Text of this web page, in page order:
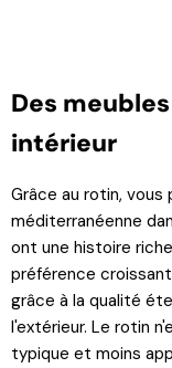
Des
intérieur
Grâce au rotin,
méditerranéenne
ont une histoire
préférence
grâce à la qualité
l'extérieur. Le rotin
typique et moins